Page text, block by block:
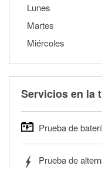
Lunes
Martes
Miércoles
Servicios en la
Prueba de
autos, camionetas,
Prueba de